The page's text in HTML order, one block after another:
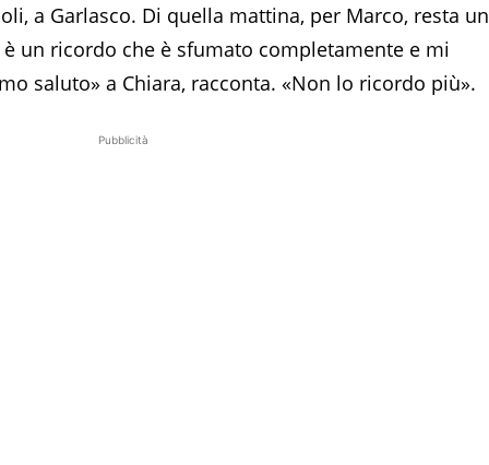
a Garlasco. Di quella mattina, per Marco, resta un
un ricordo che è sfumato completamente e mi
saluto» a Chiara, racconta. «Non lo ricordo più».
Pubblicità